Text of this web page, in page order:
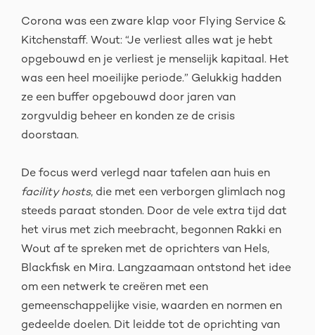
Corona was een zware klap voor Flying Service &
Kitchenstaff. Wout: “Je verliest alles wat je hebt
opgebouwd en je verliest je menselijk kapitaal. Het
was een heel moeilijke periode.” Gelukkig hadden
ze een buffer opgebouwd door jaren van
zorgvuldig beheer en konden ze de crisis
doorstaan.
De focus werd verlegd naar tafelen aan huis en
facility hosts, die met een verborgen glimlach nog
steeds paraat stonden. Door de vele extra tijd dat
het virus met zich meebracht, begonnen Rakki en
Wout af te spreken met de oprichters van Hels,
Blackfisk en Mira. Langzaamaan ontstond het idee
om een netwerk te creëren met een
gemeenschappelijke visie, waarden en normen en
gedeelde doelen. Dit leidde tot de oprichting van